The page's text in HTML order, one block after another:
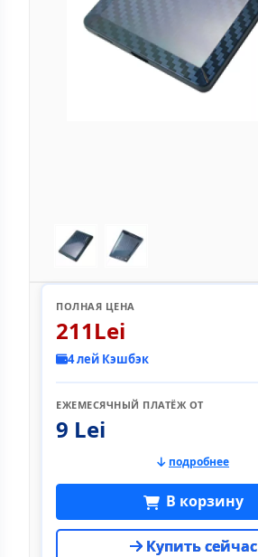
ПОЛНАЯ ЦЕНА
211Lei
4 лей Кэшбэк
ЕЖЕМЕСЯЧНЫЙ ПЛАТЁЖ ОТ
9 Lei
подробнее
В корзину
Купить сейчас